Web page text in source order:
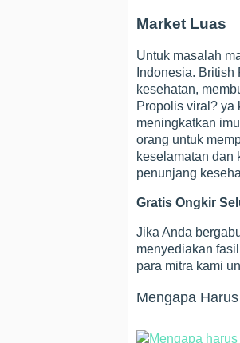
Market Luas
Untuk masalah
Indonesia.
kesehatan,
Propolis viral? ya
meningkatkan
orang untuk
keselamatan dan
penunjang
Gratis Ongkir
Jika Anda
menyediakan
para mitra kami
Mengapa